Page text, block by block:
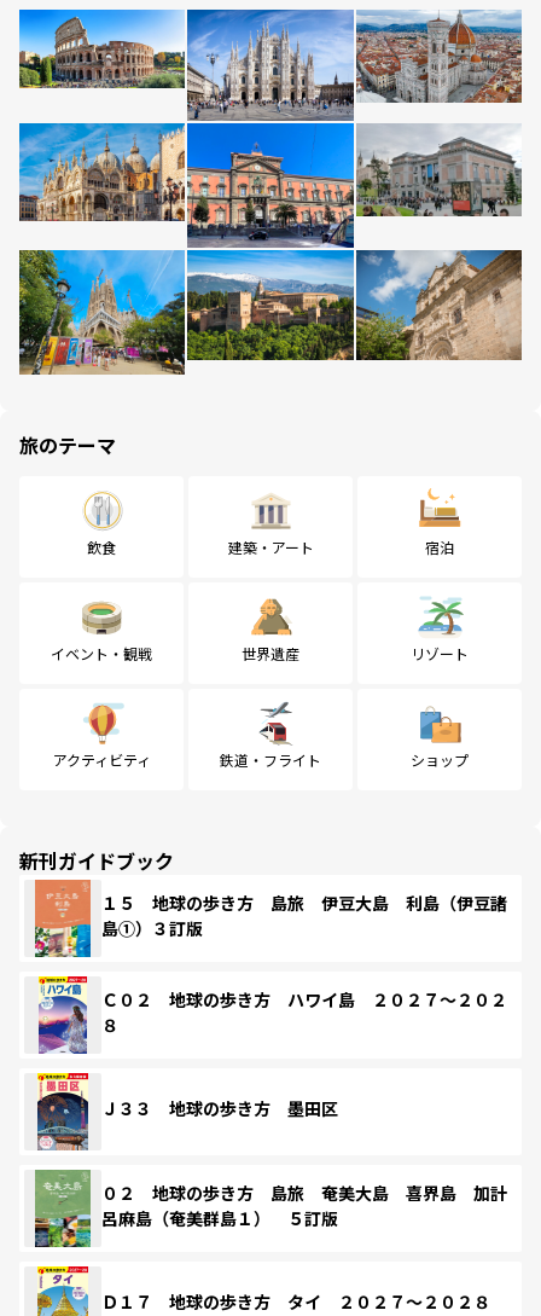
旅のテーマ
飲食 建築・アート 宿泊
イベント・観戦 世界遺産 リゾート
アクティビティ 鉄道・フライト ショップ
新刊ガイドブック
１５ 地球の歩き方 島旅 伊豆大島 利島（伊豆諸
島①）３訂版
Ｃ０２ 地球の歩き方 ハワイ島 ２０２７～２０２
８
Ｊ３３ 地球の歩き方 墨田区
０２ 地球の歩き方 島旅 奄美大島 喜界島 加計
呂麻島（奄美群島１） ５訂版
Ｄ１７ 地球の歩き方 タイ ２０２７～２０２８